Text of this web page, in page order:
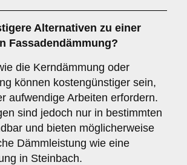
Alternativen zu einer
Fassadendämmung?
die Kerndämmung oder
können kostengünstiger sein,
aufwendige Arbeiten erfordern.
sind jedoch nur in bestimmten
und bieten möglicherweise
Dämmleistung wie eine
in Steinbach.